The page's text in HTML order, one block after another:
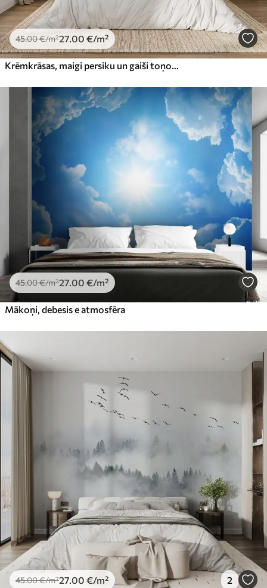
45.00€/m²27.00 €/m²
Krēmkrāsas, maigi persiku un gaiši toņos ieturēti mākoņi uz tumši zilām, koši zilām debesīm
45.00€/m²27.00 €/m²
Mākoņi, debesis e atmosfēra
45.00€/m²27.00 €/m² 2